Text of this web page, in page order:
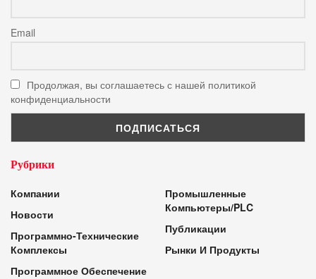
Email
Продолжая, вы соглашаетесь с нашей политикой
конфиденциальности
Рубрики
Компании
Новости
Программно-Технические
Комплексы
Программное Обеспечение
Промышленные
Компьютеры/PLC
Публикации
Рынки И Продукты